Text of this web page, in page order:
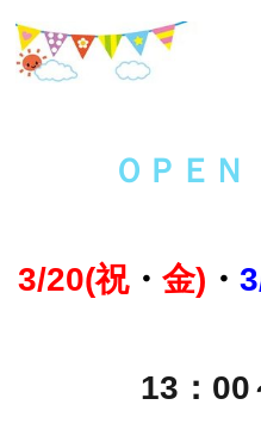
ＯＰＥＮ
3/20(祝・ 金) ・
13：00